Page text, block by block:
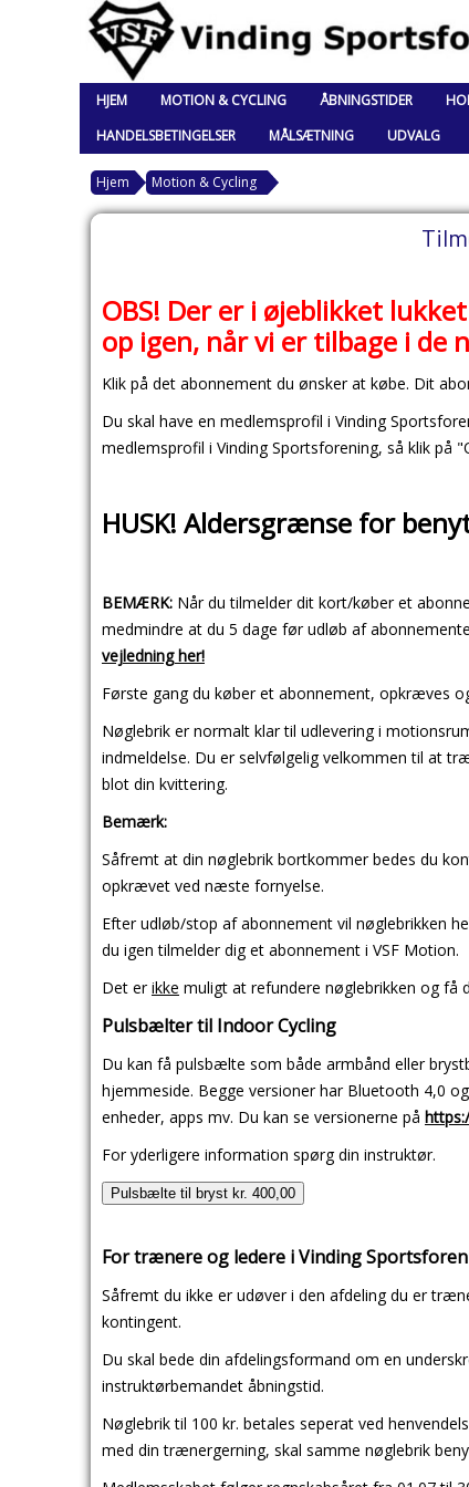
HJEM MOTION & CYCLING ÅBNINGSTIDER
HANDELSBETINGELSER
MÅLSÆTNING UDVALG
Hjem Motion & Cycling
OBS! Der er i øjeblikket
op igen, når vi er tilbage i de
Klik på det abonnement du ønsker at købe. Dit
Du skal have en medlemsprofil i Vinding
medlemsprofil i Vinding Sportsforening, så klik på
HUSK! Aldersgrænse for
BEMÆRK: Når du tilmelder dit kort/køber et
medmindre at du 5 dage før udløb af
vejledning her!
Første gang du køber et abonnement, opkræves
Nøglebrik er normalt klar til udlevering i
indmeldelse. Du er selvfølgelig velkommen til at
blot din kvittering.
Bemærk:
Såfremt at din nøglebrik bortkommer bedes du
opkrævet ved næste fornyelse.
Efter udløb/stop af abonnement vil nøglebrikken
du igen tilmelder dig et abonnement i VSF Motion.
Det erikke muligt at refundere nøglebrikken og få
Pulsbælter til Indoor Cycling
Du kan få pulsbælte som både armbånd eller
hjemmeside. Begge versioner har Bluetooth 4,0
enheder, apps mv. Du kan se versionerne på
For yderligere information spørg din instruktør.
Pulsbælte til bryst kr. 400,00
For trænere og ledere i Vinding
Såfremt du ikke er udøver i den afdeling du er
kontingent.
Du skal bede din afdelingsformand om en
instruktørbemandet åbningstid.
Nøglebrik til 100 kr. betales seperat ved
med din trænergerning, skal samme nøglebrik